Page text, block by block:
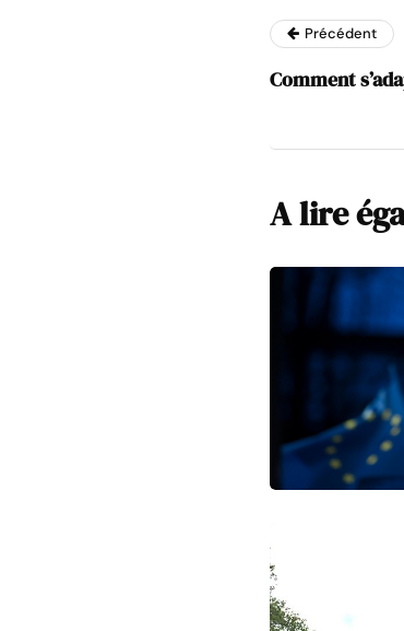
Précédent
Comment
A lire